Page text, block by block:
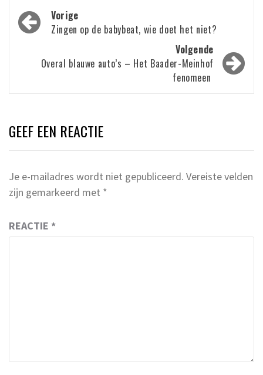
Bericht
navigatie
Vorige
Zingen op de babybeat, wie doet het niet?
Volgende
Overal blauwe auto’s – Het Baader-Meinhof
fenomeen
GEEF EEN REACTIE
Je e-mailadres wordt niet gepubliceerd. Vereiste velden
zijn gemarkeerd met *
REACTIE *